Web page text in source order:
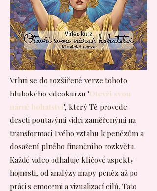
Vrhni se do rozšířené verze tohoto
hlubokého videokurzu 'Otevři svou
náruč bohatství', který Tě provede
deseti poutavými videi zaměřenými na
transformaci Tvého vztahu k penězům a
dosažení plného finančního rozkvětu.
Každé video odhaluje klíčové aspekty
hojnosti, od analýzy mapy peněz až po
práci s emocemi a vizualizací cílů. Tato